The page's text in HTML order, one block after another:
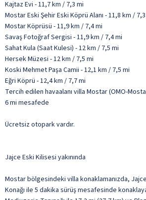
Kajtaz Evi - 11,7 km / 7,3 mi
Mostar Eski Şehir Eski Köprü Alanı - 11,8 km /
Mostar Köprüsü - 11,9 km / 7,4 mi
Savaş Fotoğraf Sergisi - 11,9 km / 7,4 mi
Sahat Kula (Saat Kulesi) - 12 km / 7,5 mi
Hersek Müzesi - 12 km / 7,5 mi
Koski Mehmet Paşa Camii - 12,1 km / 7,5 mi
Eğri Köprü - 12,4 km / 7,7 mi
Tercih edilen havaalanı villa Mostar (OMO-
6 mi mesafede
Ücretsiz otopark vardır.
Jajce Eski Kilisesi yakınında
Mostar bölgesindeki villa konaklamanızda,
Konağı ile 5 dakika sürüş mesafesinde